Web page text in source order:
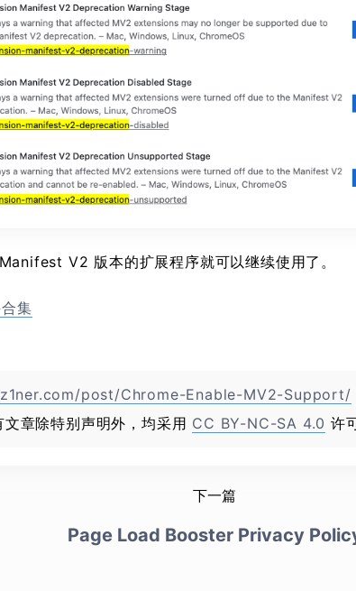
V2 版本的扩展程序就可以继续使用了。
集
post/Chrome-Enable-MV2-Support/
章除特别声明外，均采用 CC BY-NC-SA 4.0 许
下一篇
Page Load Booster Privacy